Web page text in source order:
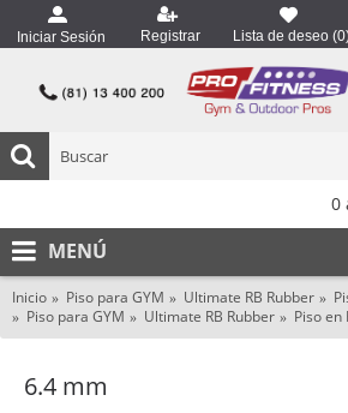
Iniciar Sesión Registrar Lista de deseo (0
0
MENÚ
Inicio Piso para GYM Ultimate RB Rubber
Piso para GYM
Ultimate RB Rubber Piso en
6.4 mm